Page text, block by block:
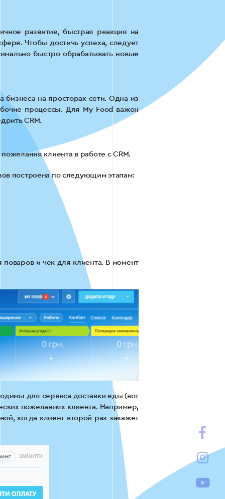
развитие, быстрая реакция на
Чтобы достичь успеха, следует
быстро обрабатывать новые
на просторах сети. Одна из
процессы. Для My Food важен
CRM.
клиента в работе с CRM.
построена по следующим этапам:
и чек для клиента. В момент
для сервиса доставки еды (вот
пожеланиях клиента. Например,
когда клиент второй раз закажет